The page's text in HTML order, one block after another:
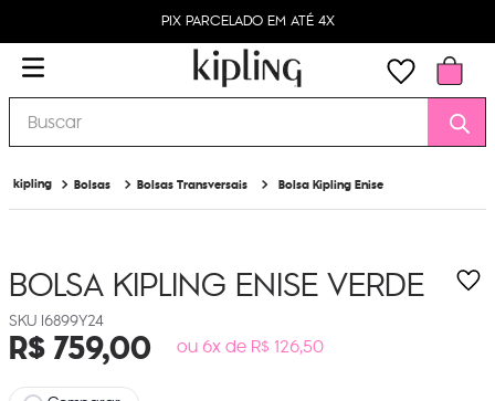
PIX PARCELADO EM ATÉ 4X
Buscar
Bolsas Bolsas Transversais Bolsa Kipling Enise
BOLSA KIPLING ENISEVERDE
I6899Y24
R$759,00 ou 6x de R$ 126,50